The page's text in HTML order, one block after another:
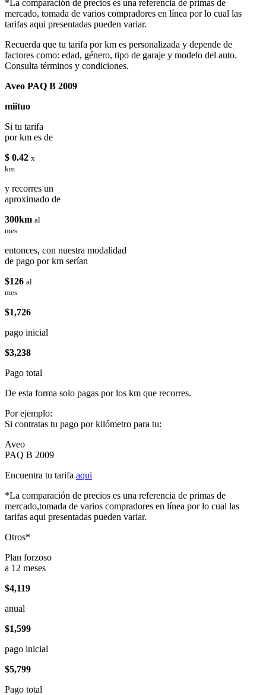
*La comparación de precios es una referencia de primas de
mercado, tomada de varios compradores en línea por lo cual las
tarifas aqui presentadas pueden variar.
Recuerda que tu tarifa por km es personalizada y depende de
factores como: edad, género, tipo de garaje y modelo del auto.
Consulta términos y condiciones.
Aveo PAQ B 2009
miituo
Si tu tarifa
por km es de
$ 0.42 x
km
y recorres un
aproximado de
300km al
mes
entonces, con nuestra modalidad
de pago por km serían
$126 al
mes
$1,726
pago inicial
$3,238
Pago total
De esta forma solo pagas por los km que recorres.
Por ejemplo:
Si contratas tu pago por kilómetro para tu:
Aveo
PAQ B 2009
Encuentra tu tarifa aqui
*La comparación de precios es una referencia de primas de
mercado,tomada de varios compradores en línea por lo cual las
tarifas aqui presentadas pueden variar.
Otros*
Plan forzoso
a 12 meses
$4,119
anual
$1,599
pago inicial
$5,799
Pago total